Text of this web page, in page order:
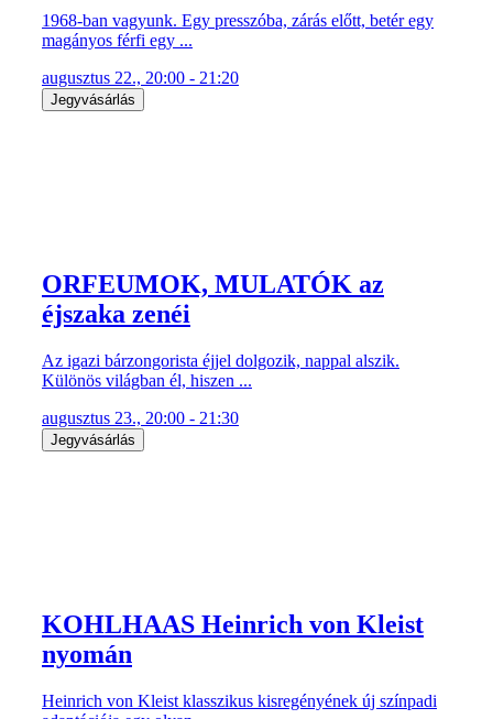
1968-ban vagyunk. Egy presszóba, zárás előtt, betér egy
magányos férfi egy ...
augusztus 22., 20:00 - 21:20
Jegyvásárlás
ORFEUMOK, MULATÓK az
éjszaka zenéi
Az igazi bárzongorista éjjel dolgozik, nappal alszik.
Különös világban él, hiszen ...
augusztus 23., 20:00 - 21:30
Jegyvásárlás
KOHLHAAS Heinrich von Kleist
nyomán
Heinrich von Kleist klasszikus kisregényének új színpadi